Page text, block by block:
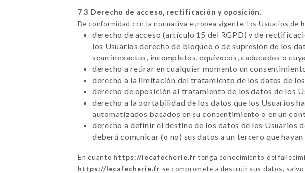
7.3 Derecho de acceso, rectificación y oposición.
De conformidad con la normativa europea vigente, los Usuarios de
derecho de acceso (artículo 15 del RGPD) y de
los Usuarios derecho de bloqueo o de supresión de los
sean inexactos, incompletos, equívocos, caducados o
derecho a retirar en cualquier momento un
derecho a la limitación del tratamiento de los datos de
derecho de oposición al tratamiento de los datos de los
derecho a la portabilidad de los datos que los Usuarios
automatizados basados en su consentimiento o en un
derecho a definir el destino de los datos de los Usuarios
deberá comunicar (o no) sus datos a un tercero que
En cuanto https://lecafecherie.fr tenga conocimiento del
https://lecafecherie.fr se compromete a destruir sus datos,